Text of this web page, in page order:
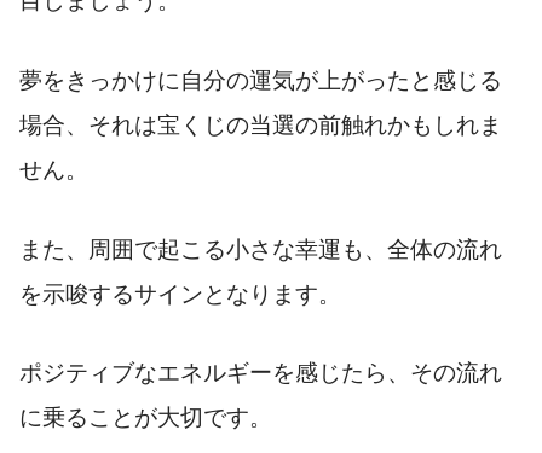
夢をきっかけに自分の運気が上がったと感じる
場合、それは宝くじの当選の前触れかもしれま
せん。
また、周囲で起こる小さな幸運も、全体の流れ
を示唆するサインとなります。
ポジティブなエネルギーを感じたら、その流れ
に乗ることが大切です。